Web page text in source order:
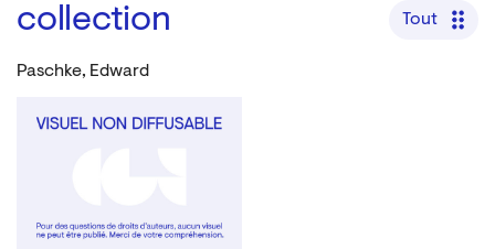
collection
Tout
Paschke, Edward